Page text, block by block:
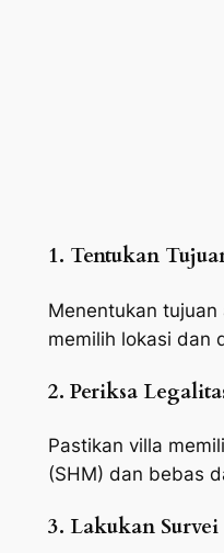
1. Tentukan
Menentukan
memilih lokasi dan
2. Periksa
Pastikan villa
(SHM) dan bebas
3. Lakukan